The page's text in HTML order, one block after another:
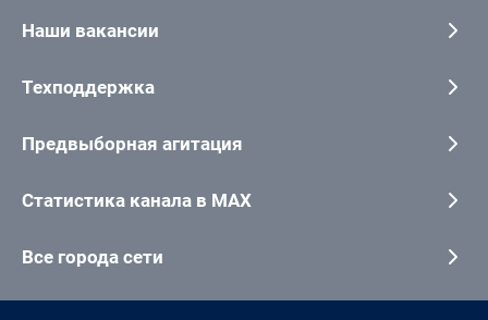
Наши вакансии
Техподдержка
Предвыборная агитация
Статистика канала в MAX
Все города сети